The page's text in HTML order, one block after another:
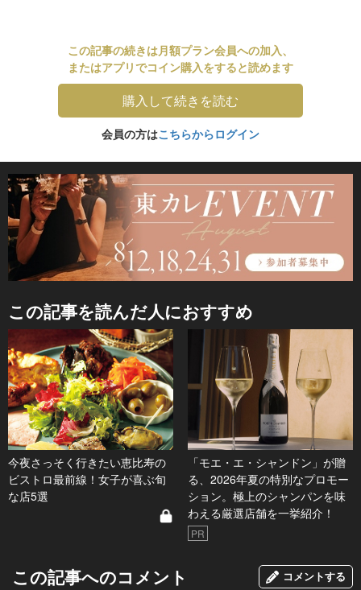
この記事の続きは月額プラン会員への加入、
またはアプリでコイン購入をすると読めます
購入して続きを読む
会員の方はこちらからログイン
この記事を読んだ人におすすめ
今夜さっそく行きたい恵比寿の
ビストロ最前線！女子が喜ぶ旬
な店5選
「モエ・エ・シャンドン」が贈
る、2026年夏の特別なプロモー
ション。極上のシャンパンを味
わえる厳選店舗を一挙紹介！
PR
この記事へのコメント コメントする